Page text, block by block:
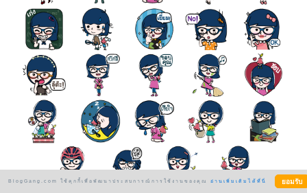
BlogGang.com ใช้คุกกี้เพื่อพัฒนาประสบการณ์การใช้งานของคุณ อ่านเพิ่มเติมได้ที่นี่